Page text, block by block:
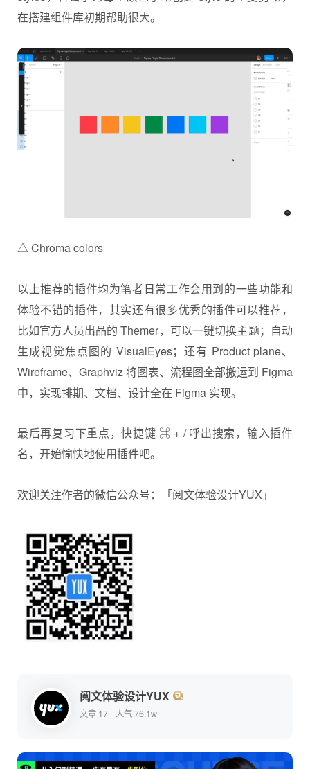
在搭建组件库初期帮助很大。
△ Chroma colors
以上推荐的插件均为笔者日常工作会用到的一些功能和
体验不错的插件，其实还有很多优秀的插件可以推荐，
比如官方人员出品的 Themer，可以一键切换主题；自动
生成视觉焦点图的 VisualEyes；还有 Product plane、
Wireframe、Graphviz 将图表、流程图全部搬运到 Figma
中，实现排期、文档、设计全在 Figma 实现。
最后再复习下重点，快捷键 ⌘ + / 呼出搜索，输入插件
名，开始愉快地使用插件吧。
欢迎关注作者的微信公众号：「阅文体验设计YUX」
阅文体验设计YUX
文章 17 人气 76.1w